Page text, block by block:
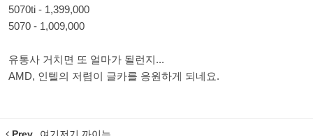
5070ti - 1,399,000
5070 - 1,009,000
유통사 거치면 또 얼마가 될런지...
AMD, 인텔의 저렴이 글카를 응원하게 되네요.